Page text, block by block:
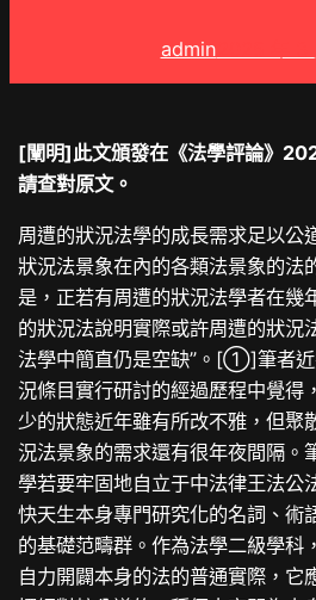
admin
[闡明]此文頒發在《法學評論》
請查對原文。
周遭的狀況法學的成長需求足以公
狀況法景象在內的各類法景象的法
是，正若有周遭的狀況法學者在幾
的狀況法說明實際或許周遭的狀況
法學中簡直仍是空缺”。[①]筆者
況條目實行研討的經過歷程中覺得
少的狀態近年雖有所改不雅，但聚
況法景象的需求還有很年夜間隔。
學若要牢固地自立于中法律王法公
快天生本身專門研究化的名詞、術
的基礎范疇群。作為法學二級學科
自力開闢本身的法的普通實際，它